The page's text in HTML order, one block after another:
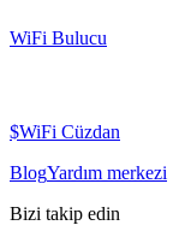
WiFi Bulucu
$WiFi Cüzdan
BlogYardım merkezi
Bizi takip edin